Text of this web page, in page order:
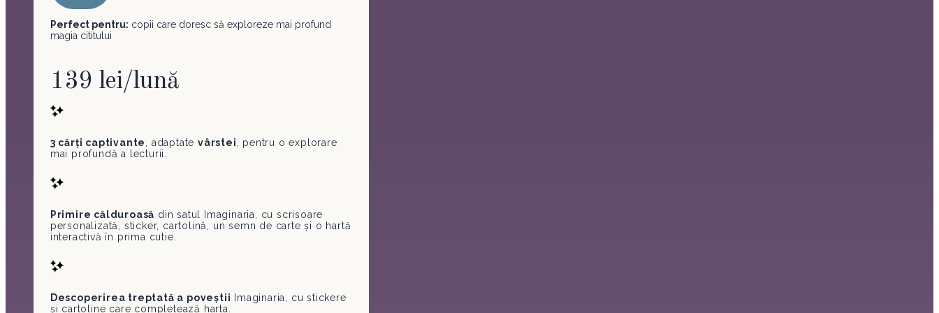
Perfect pentru: copii care doresc să exploreze mai profund
magia cititului
139 lei/lună
3 cărți captivante, adaptatevârstei, pentru o explorare
mai profundă a lecturii.
Primire călduroasă din satul Imaginaria, cu scrisoare
personalizată, sticker, cartolină, un semn de carte și o hartă
interactivă în prima cutie.
Descoperirea treptată a poveștii Imaginaria, cu stickere
și cartoline care completează harta.